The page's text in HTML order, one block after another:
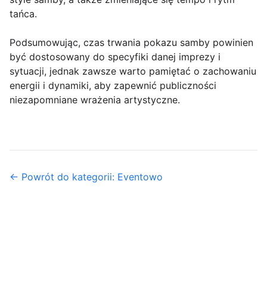
tańca.
Podsumowując, czas trwania pokazu samby powinien
być dostosowany do specyfiki danej imprezy i
sytuacji, jednak zawsze warto pamiętać o zachowaniu
energii i dynamiki, aby zapewnić publiczności
niezapomniane wrażenia artystyczne.
← Powrót do kategorii: Eventowo